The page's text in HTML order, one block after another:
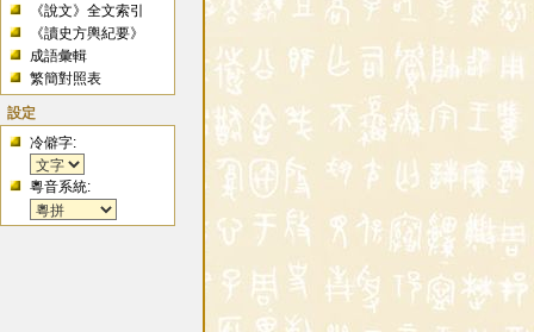
《說文》全文索引
《讀史方輿紀要》
成語彙輯
繁簡對照表
設定
冷僻字:
粵音系統: